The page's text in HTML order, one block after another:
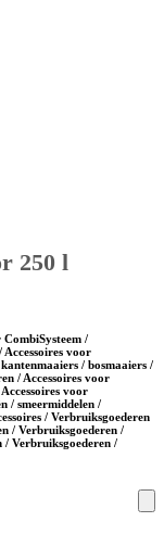
250 l
CombiSysteem /
voor
/ bosmaaiers /
/ Accessoires voor
voor
/ smeermiddelen /
/ Verbruiksgoederen
/ Verbruiksgoederen /
/ Verbruiksgoederen /